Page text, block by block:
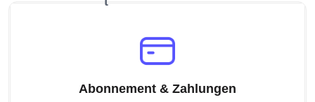
Abonnement & Zahlungen